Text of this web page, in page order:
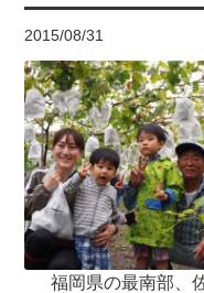
2015/08/31
福岡県の最南部、